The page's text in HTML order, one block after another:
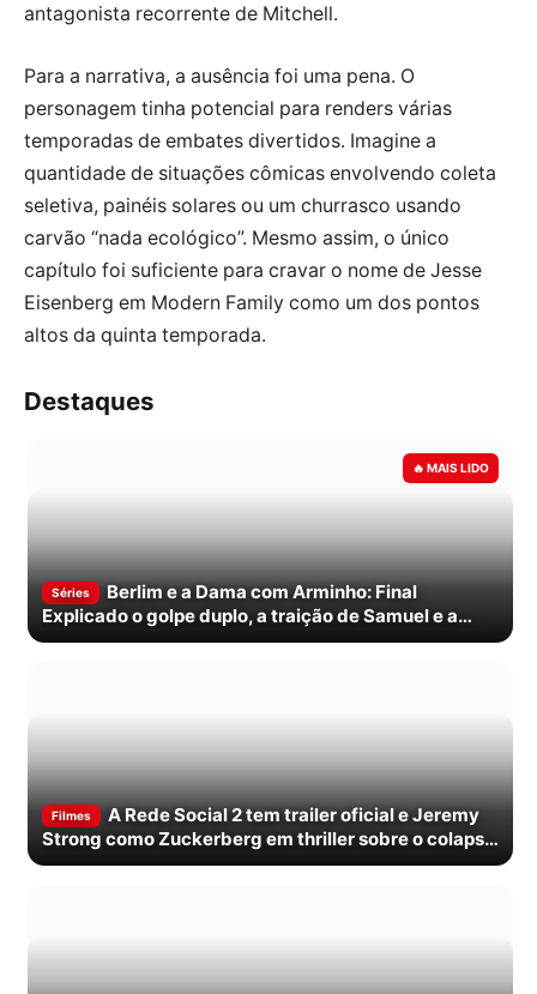
antagonista recorrente de Mitchell.
Para a narrativa, a ausência foi uma pena. O
personagem tinha potencial para renders várias
temporadas de embates divertidos. Imagine a
quantidade de situações cômicas envolvendo coleta
seletiva, painéis solares ou um churrasco usando
carvão “nada ecológico”. Mesmo assim, o único
capítulo foi suficiente para cravar o nome de Jesse
Eisenberg em Modern Family como um dos pontos
altos da quinta temporada.
Destaques
Séries
Berlim e a Dama com Arminho: Final
Explicado o golpe duplo, a traição de Samuel e a
morte de Cameron
Filmes
A Rede Social 2 tem trailer oficial e Jeremy
Strong como Zuckerberg em thriller sobre o colapso
do Facebook